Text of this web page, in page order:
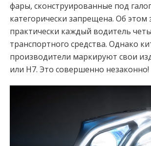
фары, сконструированные под
категорически запрещена. Об этом
практически каждый водитель
транспортного средства. Однако
производители маркируют свои
или Н7. Это совершенно незаконно!